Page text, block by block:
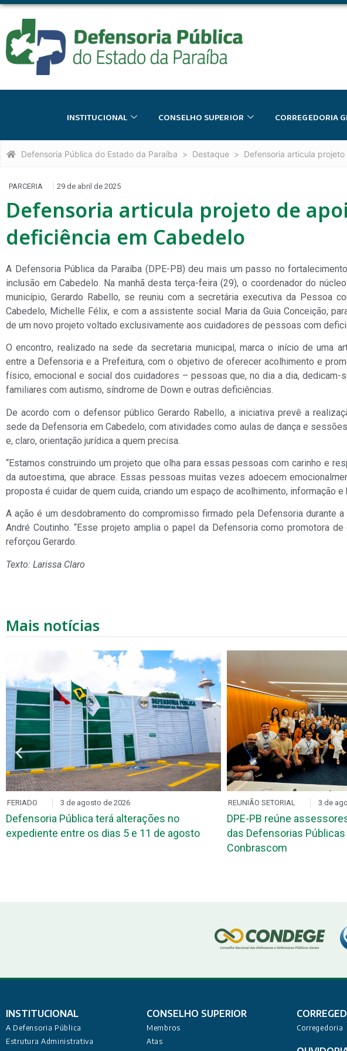
INSTITUCIONAL CONSELHO SUPERIOR CORREGEDORIA
Defensoria Pública do Estado da Paraíba Destaque Defensoria articula
PARCERIA 29 de abril de 2025
Defensoria articula projeto de
deficiência em Cabedelo
A Defensoria Pública da Paraíba (DPE-PB) deu mais um passo no
inclusão em Cabedelo. Na manhã desta terça-feira (29), o coordenador do
município, Gerardo Rabello, se reuniu com a secretária executiva da Pessoa
Cabedelo, Michelle Félix, e com a assistente social Maria da Guia Conceição,
de um novo projeto voltado exclusivamente aos cuidadores de pessoas com
O encontro, realizado na sede da secretaria municipal, marca o início de uma
entre a Defensoria e a Prefeitura, com o objetivo de oferecer acolhimento e
físico, emocional e social dos cuidadores – pessoas que, no dia a dia, dedicam-
familiares com autismo, síndrome de Down e outras deficiências.
De acordo com o defensor público Gerardo Rabello, a iniciativa prevê a
sede da Defensoria em Cabedelo, com atividades como aulas de dança e
e, claro, orientação jurídica a quem precisa.
“Estamos construindo um projeto que olha para essas pessoas com carinho e
da autoestima, que abrace. Essas pessoas muitas vezes adoecem
proposta é cuidar de quem cuida, criando um espaço de acolhimento, informação e
A ação é um desdobramento do compromisso firmado pela Defensoria durante
André Coutinho. “Esse projeto amplia o papel da Defensoria como promotora
reforçou Gerardo.
Texto: Larissa Claro
Mais notícias
FERIADO 3 de agosto de 2026
Defensoria Pública terá alterações no
expediente entre os dias 5 e 11 de agosto
REUNIÃO SETORIAL 3 de
DPE-PB reúne
das Defensorias
Conbrascom
INSTITUCIONAL
A Defensoria Pública
Estrutura Administrativa
CONSELHO SUPERIOR
Membros
Atas
Corregedoria